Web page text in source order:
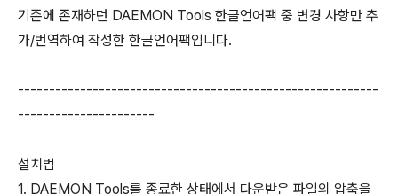
기존에 존재하던 DAEMON Tools 한글언어팩 중 변경 사항만 추
가/번역하여 작성한 한글언어팩입니다.
----------------------------------------------------------
----------------------
설치법
1. DAEMON Tools를 종료한 상태에서 다운받은 파일의 압축을